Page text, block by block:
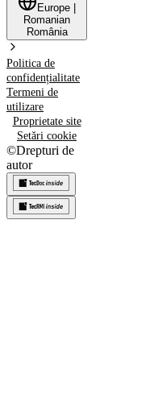
Europe
Romanian
România
Politica de
confidențialitate
Termeni de
utilizare
Proprietate site
Setări cookie
©Drepturi de
autor